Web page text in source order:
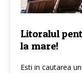
Litoralul
la mare!
Esti in cautarea